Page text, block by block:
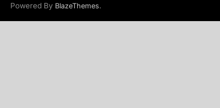
Powered By BlazeThemes.